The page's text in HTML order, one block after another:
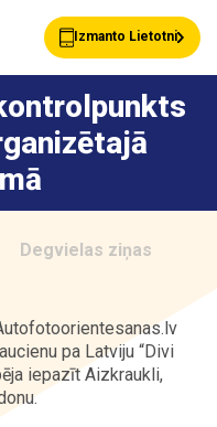
Izmanto Lietotni
Jaunumi
Klientu Kartes
Astarte Bizness
Degvielas ziņas
pa Latviju “Divi
iepazīt Aizkraukli,